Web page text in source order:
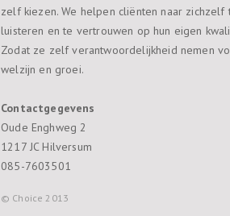
zelf kiezen. We helpen cliënten naar zichzelf
luisteren en te vertrouwen op hun eigen
Zodat ze zelf verantwoordelijkheid nemen
welzijn en groei.
Contactgegevens
Oude Enghweg 2
1217 JC Hilversum
085-7603501
© Choice 2013